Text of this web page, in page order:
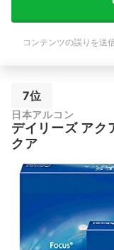
コンテンツの誤りを送
7位
日本アルコン
デイリーズ アク
クア